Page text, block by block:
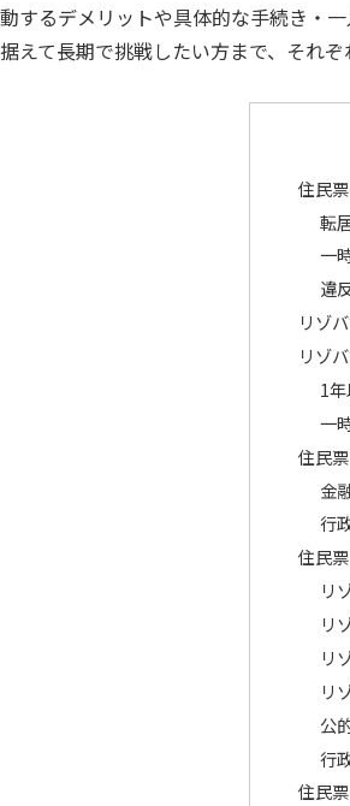
動するデメリットや具体的な手続き・
据えて長期で挑戦したい方まで、それ
住民
転
一
違
リゾ
リゾ
1
一
住民
金
行
住民
リ
リ
リ
リ
公
行
住民